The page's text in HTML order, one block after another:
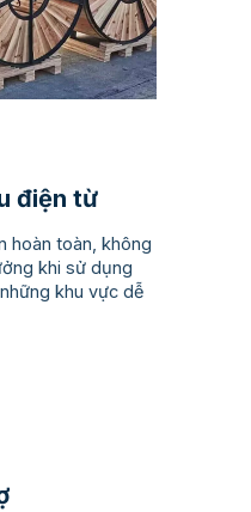
điện từ
hoàn toàn, không
khi sử dụng
khu vực dễ